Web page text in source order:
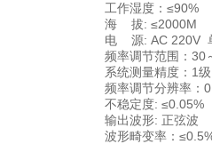
工作湿度：≤90%
海 拔: ≤2000M
电 源: AC 220V
频率调节范围：30
系统测量精度：1级
频率调节分辨率：
不稳定度: ≤0.05%
输出波形: 正弦波
波形畸变率：